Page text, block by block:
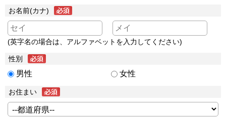
お名前(カナ)
(英字名の場合は、アルファベットを入力してください)
性別
男性 女性
お住まい